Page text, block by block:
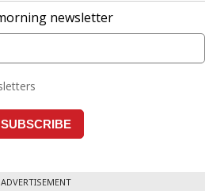
ADVERTISEMENT